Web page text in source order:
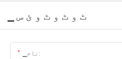
▁ ٹ و ٹ و ٹ و ئ س
▁نام: